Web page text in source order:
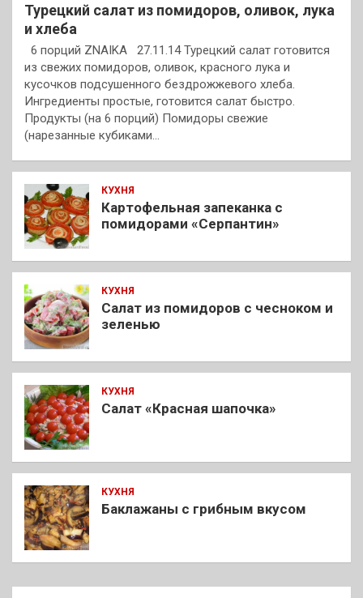
Турецкий салат из помидоров, оливок, лука
и хлеба
6 порций ZNAIKA 27.11.14 Турецкий салат готовится
из свежих помидоров, оливок, красного лука и
кусочков подсушенного бездрожжевого хлеба.
Ингредиенты простые, готовится салат быстро.
Продукты (на 6 порций) Помидоры свежие
(нарезанные кубиками…
КУХНЯ
Картофельная запеканка с
помидорами «Серпантин»
КУХНЯ
Салат из помидоров с чесноком и
зеленью
КУХНЯ
Салат «Красная шапочка»
КУХНЯ
Баклажаны с грибным вкусом